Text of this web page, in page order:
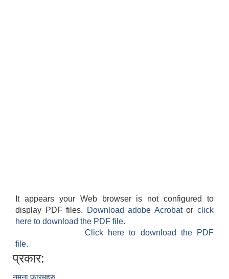
It appears your Web browser is not configured to
display PDF files.
Download adobe Acrobatorclick
here to download the PDF file.
Click here to download the PDF
file.
प्रकार: